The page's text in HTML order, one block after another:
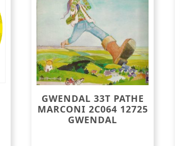
GWENDAL 33T PATHE
MARCONI 2C064 12725
GWENDAL